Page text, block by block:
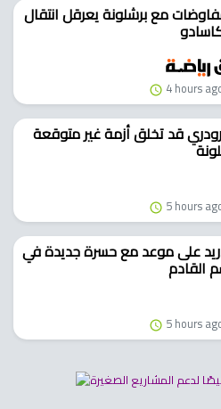
مع برشلونة يعرقل انتقال
4 hours
قد تخلق أزمة غير متوقعة
5 hours
على موعد مع حسرة جديدة في
5 hours